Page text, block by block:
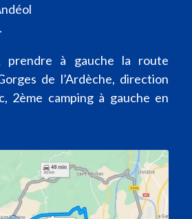
prendre à gauche la route
de l’Ardèche, direction
2ème camping à gauche en